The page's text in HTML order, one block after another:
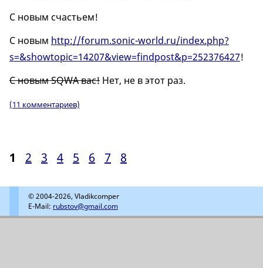
С новым счастьем!
С новым http://forum.sonic-world.ru/index.php?
s=&showtopic=14207&view=findpost&p=252376427!
С новым SQWA вас! Нет, не в этот раз.
(11 комментариев)
1 2 3 4 5 6 7 8
© 2004-2026, Vladikcomper
E-Mail: rubstov@gmail.com